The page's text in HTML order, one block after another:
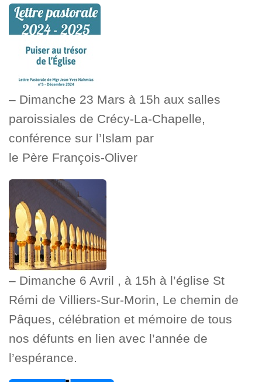
– Dimanche 23 Mars à 15h aux salles
paroissiales de Crécy-La-Chapelle,
conférence sur l’Islam par
le Père François-Oliver
– Dimanche 6 Avril , à 15h à l’église St
Rémi de Villiers-Sur-Morin, Le chemin de
Pâques, célébration et mémoire de tous
nos défunts en lien avec l’année de
l’espérance.